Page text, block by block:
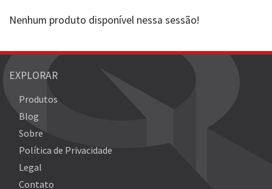
Nenhum produto disponível nessa sessão!
EXPLORAR
Produtos
Blog
Sobre
Política de Privacidade
Legal
Contato